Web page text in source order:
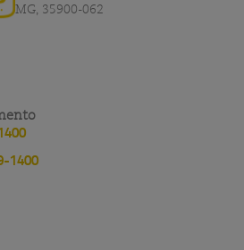
MG, 35900-062
1400